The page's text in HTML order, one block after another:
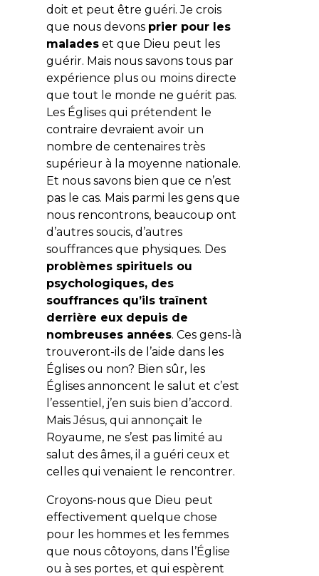
doit et peut être guéri. Je crois
que nous devons prier pour les
maladeset que Dieu peut les
guérir. Mais nous savons tous par
expérience plus ou moins directe
que tout le monde ne guérit pas.
Les Églises qui prétendent le
contraire devraient avoir un
nombre de centenaires très
supérieur à la moyenne nationale.
Et nous savons bien que ce n’est
pas le cas. Mais parmi les gens que
nous rencontrons, beaucoup ont
d’autres soucis, d’autres
souffrances que physiques. Des
problèmes spirituels ou
psychologiques, des
souffrances qu’ils traînent
derrière eux depuis de
nombreuses années. Ces gens-là
trouveront-ils de l’aide dans les
Églises ou non? Bien sûr, les
Églises annoncent le salut et c’est
l’essentiel, j’en suis bien d’accord.
Mais Jésus, qui annonçait le
Royaume, ne s’est pas limité au
salut des âmes, il a guéri ceux et
celles qui venaient le rencontrer.
Croyons-nous que Dieu peut
effectivement quelque chose
pour les hommes et les femmes
que nous côtoyons, dans l’Église
ou à ses portes, et qui espèrent